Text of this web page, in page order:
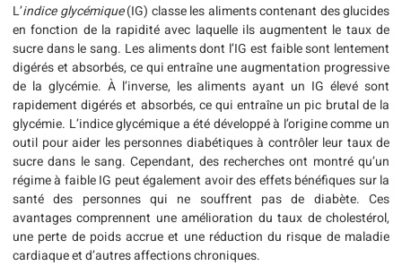
L’indice glycémique(IG) classe les aliments contenant des glucides
en fonction de la rapidité avec laquelle ils augmentent le taux de
sucre dans le sang. Les aliments dont l’IG est faible sont lentement
digérés et absorbés, ce qui entraîne une augmentation progressive
de la glycémie. À l’inverse, les aliments ayant un IG élevé sont
rapidement digérés et absorbés, ce qui entraîne un pic brutal de la
glycémie. L’indice glycémique a été développé à l’origine comme un
outil pour aider les personnes diabétiques à contrôler leur taux de
sucre dans le sang. Cependant, des recherches ont montré qu’un
régime à faible IG peut également avoir des effets bénéfiques sur la
santé des personnes qui ne souffrent pas de diabète. Ces
avantages comprennent une amélioration du taux de cholestérol,
une perte de poids accrue et une réduction du risque de maladie
cardiaque et d’autres affections chroniques.